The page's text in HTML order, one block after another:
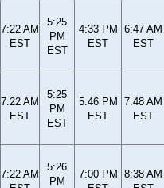
7:22 AM
EST
5:25
PM
EST
4:33 PM
EST
6:47 AM
EST
7:22 AM
EST
5:25
PM
EST
5:46 PM
EST
7:48 AM
EST
7:22 AM
5:26
PM
7:00 PM
8:38 AM